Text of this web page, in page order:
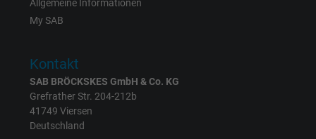
Laufzeit
Erzeugt statistische Daten darüber, wie der
Besucher die Website nutzt.
Allgemeine Informationen
My SAB
Kontakt
SAB BRÖCKSKES GmbH & Co. KG
Grefrather Str. 204-212b
41749 Viersen
Deutschland